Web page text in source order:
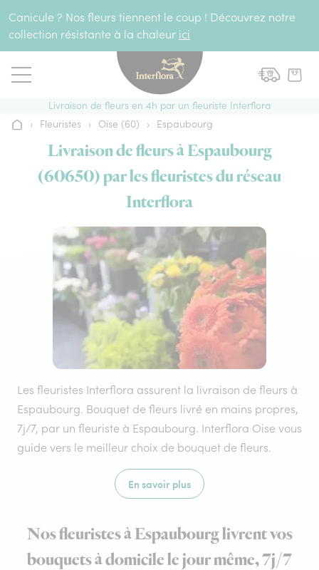
Canicule ? Nos fleurs tiennent le coup ! Découvrez notre
collection résistante à la chaleur ici
Livraison de fleurs en 4h par un fleuriste Interflora
Accueil
› Fleuristes › Oise (60) › Espaubourg
Livraison de fleurs à Espaubourg
(60650) par les fleuristes du réseau
Interflora
Les fleuristes Interflora assurent la livraison de fleurs à
Espaubourg. Bouquet de fleurs livré en mains propres,
7j/7, par un fleuriste à Espaubourg. Interflora Oise vous
guide vers le meilleur choix de bouquet de fleurs.
En savoir plus
Nos fleuristes à Espaubourg livrent vos
bouquets à domicile le jour même, 7j/7